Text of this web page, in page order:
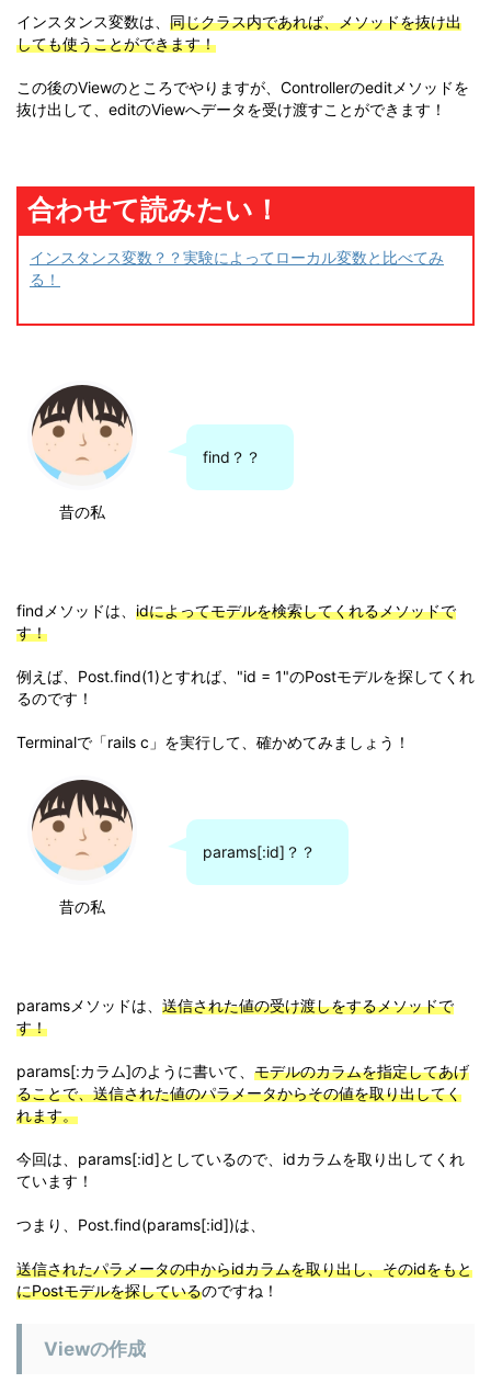
インスタンス変数は、 同じクラス内であれば、メソッドを抜け出
しても使うことができます！
この後のViewのところでやりますが、Controllerのeditメソッドを
抜け出して、editのViewへデータを受け渡すことができます！
合わせて読みたい！
インスタンス変数？？実験によってローカル変数と比べてみ
る！
昔の私
find？？
findメソッドは、 idによってモデルを検索してくれるメソッドで
す！
例えば、Post.find(1)とすれば、"id = 1"のPostモデルを探してくれ
るのです！
Terminalで「rails c」を実行して、確かめてみましょう！
昔の私
params[:id]？？
paramsメソッドは、 送信された値の受け渡しをするメソッドで
す！
params[:カラム]のように書いて、 モデルのカラムを指定してあげ
ることで、送信された値のパラメータからその値を取り出してく
れます。
今回は、params[:id]としているので、idカラムを取り出してくれ
ています！
つまり、Post.find(params[:id])は、
送信されたパラメータの中からidカラムを取り出し、そのidをもと
にPostモデルを探しているのですね！
Viewの作成